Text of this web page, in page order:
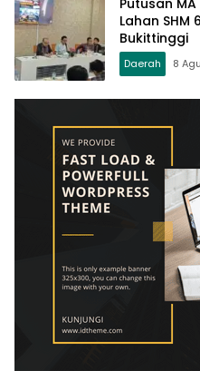
Lahan SHM
Bukittinggi
Daerah 8